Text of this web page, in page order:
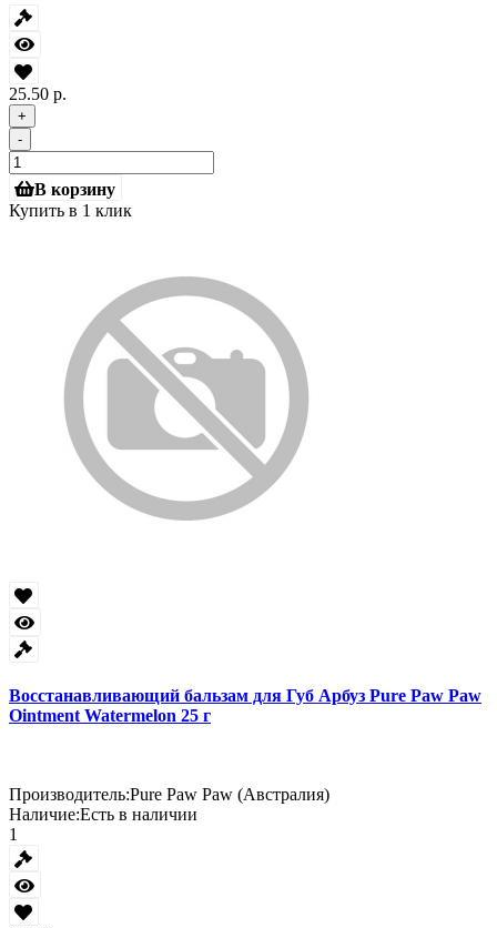
25.50 р.
+
-
В корзину
Купить в 1 клик
Восстанавливающий бальзам для Губ Арбуз Pure Paw Paw
Ointment Watermelon 25 г
Производитель:Pure Paw Paw (Австралия)
Наличие:Есть в наличии
1